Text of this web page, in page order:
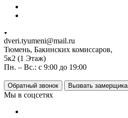
dveri.tyumeni@mail.ru
Тюмень, Бакинских комиссаров,
5к2 (1 Этаж)
Пн. – Вс.: с 9:00 до 19:00
Обратный звонок Вызвать замерщика
Мы в соцсетях